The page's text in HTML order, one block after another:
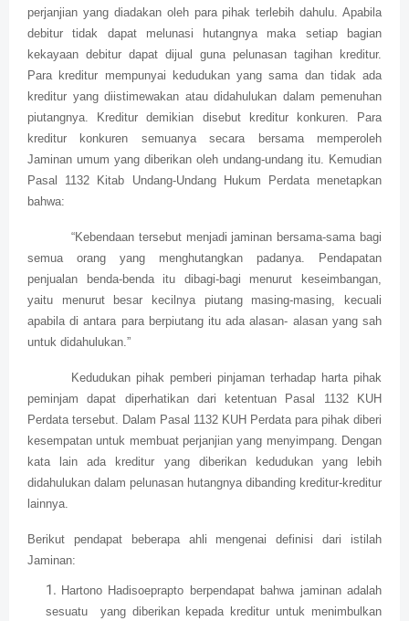
perjanjian yang diadakan oleh para pihak terlebih dahulu. Apabila
debitur tidak dapat melunasi hutangnya maka setiap bagian
kekayaan debitur dapat dijual guna pelunasan tagihan kreditur.
Para kreditur mempunyai kedudukan yang sama dan tidak ada
kreditur yang diistimewakan atau didahulukan dalam pemenuhan
piutangnya. Kreditur demikian disebut kreditur konkuren. Para
kreditur konkuren semuanya secara bersama memperoleh
Jaminan umum yang diberikan oleh undang-undang itu. Kemudian
Pasal 1132 Kitab Undang-Undang Hukum Perdata menetapkan
bahwa:
“Kebendaan tersebut menjadi jaminan bersama-sama bagi
semua orang yang menghutangkan padanya. Pendapatan
penjualan benda-benda itu dibagi-bagi menurut keseimbangan,
yaitu menurut besar kecilnya piutang masing-masing, kecuali
apabila di antara para berpiutang itu ada alasan- alasan yang sah
untuk didahulukan.”
Kedudukan pihak pemberi pinjaman terhadap harta pihak
peminjam dapat diperhatikan dari ketentuan Pasal 1132 KUH
Perdata tersebut. Dalam Pasal 1132 KUH Perdata para pihak diberi
kesempatan untuk membuat perjanjian yang menyimpang. Dengan
kata lain ada kreditur yang diberikan kedudukan yang lebih
didahulukan dalam pelunasan hutangnya dibanding kreditur-kreditur
lainnya.
Berikut pendapat beberapa ahli mengenai definisi dari istilah
Jaminan:
Hartono Hadisoeprapto berpendapat bahwa jaminan adalah
sesuatu yang diberikan kepada kreditur untuk menimbulkan